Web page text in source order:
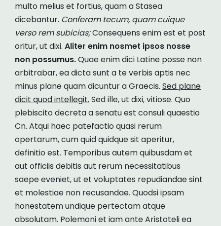
multo melius et fortius, quam a Stasea
dicebantur. Conferam tecum, quam cuique
verso rem subicias;Consequens enim est et post
oritur, ut dixi. Aliter enim nosmet ipsos nosse
non possumus.Quae enim dici Latine posse non
arbitrabar, ea dicta sunt a te verbis aptis nec
minus plane quam dicuntur a Graecis. Sed plane
dicit quod intellegit. Sed ille, ut dixi, vitiose. Quo
plebiscito decreta a senatu est consuli quaestio
Cn. Atqui haec patefactio quasi rerum
opertarum, cum quid quidque sit aperitur,
definitio est. Temporibus autem quibusdam et
aut officiis debitis aut rerum necessitatibus
saepe eveniet, ut et voluptates repudiandae sint
et molestiae non recusandae. Quodsi ipsam
honestatem undique pertectam atque
absolutam. Polemoni et iam ante Aristoteli ea